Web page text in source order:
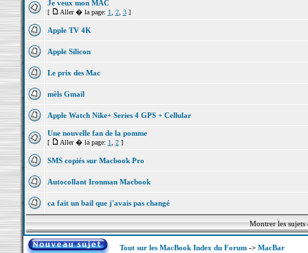
Je veux mon MAC
[ Aller � la page: 1 2, 3]
Apple TV 4K
Apple Silicon
Le prix des Mac
mèls Gmail
Apple Watch Nike+ Series 4 GPS + Cellular
Une nouvelle fan de la pomme
[ Aller � la page: 1 2]
SMS copiés sur Macbook Pro
Autocollant Ironman Macbook
ca fait un bail que j'avais pas changé
Montrer les
Tout sur les MacBook Index du Forum-> MacBar